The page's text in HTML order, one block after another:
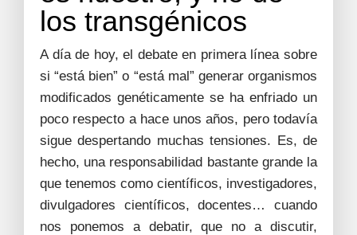
los transgénicos
A día de hoy, el debate en primera línea sobre
si “está bien” o “está mal” generar organismos
modificados genéticamente se ha enfriado un
poco respecto a hace unos años, pero todavía
sigue despertando muchas tensiones. Es, de
hecho, una responsabilidad bastante grande la
que tenemos como científicos, investigadores,
divulgadores científicos, docentes… cuando
nos ponemos a debatir, que no a discutir,